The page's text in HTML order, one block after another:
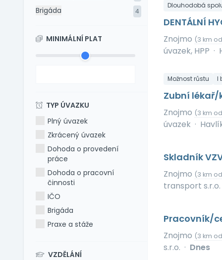
Brigáda 4
MINIMÁLNÍ PLAT
TYP ÚVAZKU
Plný úvazek
Zkrácený úvazek
Dohoda o provedení
práce
Dohoda o pracovní
činnosti
IČO
Brigáda
Praxe a stáže
VZDĚLÁNÍ
Dlouhodobá
DENTÁLNÍ
Znojmo (3 km
úvazek, HPP ·
Možnost růstu I
Zubní lékař/
Znojmo (3 km
úvazek ·
Skladník
Znojmo (3 km
transport s.r.o.
Pracovník/
Znojmo (3 km
s.r.o. · Dnes